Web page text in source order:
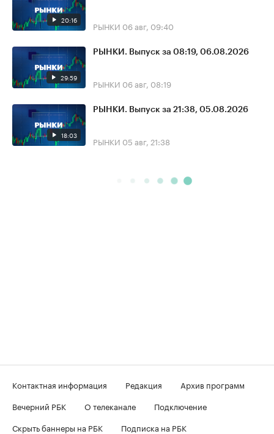
20:16 РЫНКИ 06 авг, 09:40
29:59
РЫНКИ. Выпуск за 08:19, 06.08.2026
РЫНКИ 06 авг, 08:19
18:03
РЫНКИ. Выпуск за 21:38, 05.08.2026
РЫНКИ 05 авг, 21:38
Контактная информация Редакция
Архив программ
Вечерний РБК
О телеканале
Подключение
Скрыть баннеры на РБК
Подписка на РБК